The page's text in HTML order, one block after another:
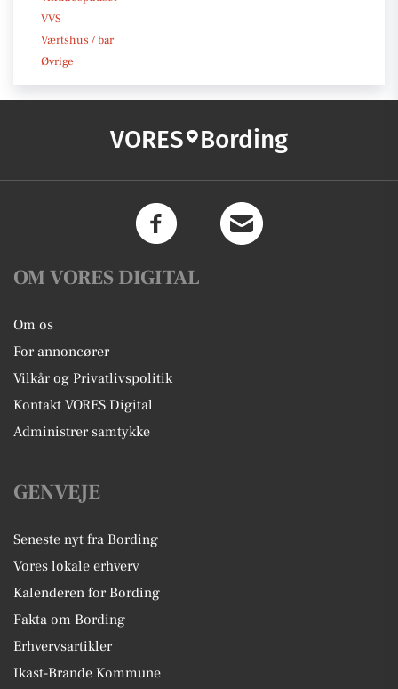
VVS
Værtshus / bar
Øvrige
VORES Bording
OM VORES DIGITAL
Om os
For annoncører
Vilkår og Privatlivspolitik
Kontakt VORES Digital
Administrer samtykke
GENVEJE
Seneste nyt fra Bording
Vores lokale erhverv
Kalenderen for Bording
Fakta om Bording
Erhvervsartikler
Ikast-Brande Kommune